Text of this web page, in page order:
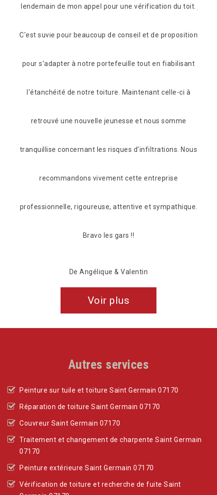
jours à venir (2jours) Grosse fuite au niveau du faîtage
Changement de faîtage ,plus aucunes fuites
Entreprise très sérieuse et compétente je
recommande cette entreprise
Voir plus
Autres services
Peinture sur tuile et toiture Saint Germain 07170
Réparation de toiture Saint Germain 07170
Couvreur Saint Germain 07170
Traitement et changement de charpente Saint Germain
07170
Peinture extérieure Saint Germain 07170
Vérification de toiture et recherche de fuite Saint